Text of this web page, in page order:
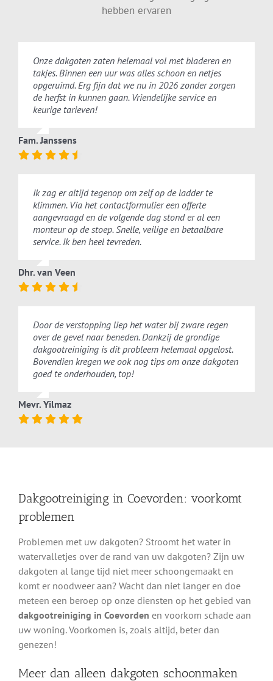
hebben ervaren
Onze dakgoten zaten helemaal vol met bladeren en
takjes. Binnen een uur was alles schoon en netjes
opgeruimd. Erg fijn dat we nu in 2026 zonder zorgen
de herfst in kunnen gaan. Vriendelijke service en
keurige tarieven!
Fam. Janssens
Ik zag er altijd tegenop om zelf op de ladder te
klimmen. Via het contactformulier een offerte
aangevraagd en de volgende dag stond er al een
monteur op de stoep. Snelle, veilige en betaalbare
service. Ik ben heel tevreden.
Dhr. van Veen
Door de verstopping liep het water bij zware regen
over de gevel naar beneden. Dankzij de grondige
dakgootreiniging is dit probleem helemaal opgelost.
Bovendien kregen we ook nog tips om onze dakgoten
goed te onderhouden, top!
Mevr. Yilmaz
Dakgootreiniging in Coevorden: voorkomt
problemen
Problemen met uw dakgoten? Stroomt het water in
watervalletjes over de rand van uw dakgoten? Zijn uw
dakgoten al lange tijd niet meer schoongemaakt en
komt er noodweer aan? Wacht dan niet langer en doe
meteen een beroep op onze diensten op het gebied van
dakgootreiniging in Coevorden en voorkom schade aan
uw woning. Voorkomen is, zoals altijd, beter dan
genezen!
Meer dan alleen dakgoten schoonmaken